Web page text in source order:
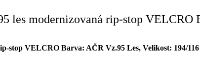
les modernizovaná rip-stop VELCRO
stop VELCRO Barva: AČR Vz.95 Les, Velikost: 194/116